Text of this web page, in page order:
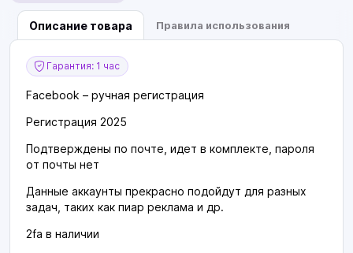
Описание товара Правила использования
Гарантия: 1 час
Facebook – ручная регистрация
Регистрация 2025
Подтверждены по почте, идет в комплекте, пароля
от почты нет
Данные аккаунты прекрасно подойдут для разных
задач, таких как пиар реклама и др.
2fa в наличии